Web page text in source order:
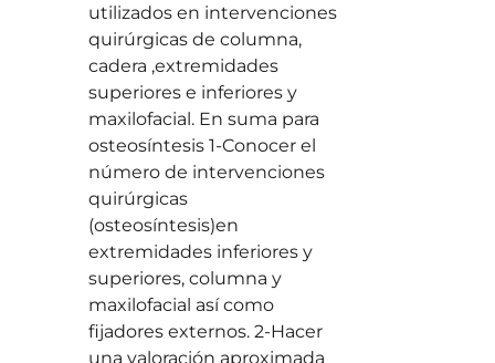
utilizados en intervenciones
quirúrgicas de columna,
cadera ,extremidades
superiores e inferiores y
maxilofacial. En suma para
osteosíntesis 1-Conocer el
número de intervenciones
quirúrgicas
(osteosíntesis)en
extremidades inferiores y
superiores, columna y
maxilofacial así como
fijadores externos. 2-Hacer
una valoración aproximada